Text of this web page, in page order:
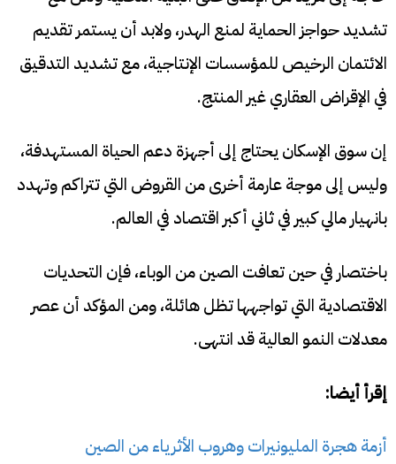
تشديد حواجز الحماية لمنع الهدر، ولابد أن يستمر تقديم
الائتمان الرخيص للمؤسسات الإنتاجية، مع تشديد التدقيق
في الإقراض العقاري غير المنتج.
إن سوق الإسكان يحتاج إلى أجهزة دعم الحياة المستهدفة،
وليس إلى موجة عارمة أخرى من القروض التي تتراكم وتهدد
بانهيار مالي كبير في ثاني أكبر اقتصاد في العالم.
باختصار في حين تعافت الصين من الوباء، فإن التحديات
الاقتصادية التي تواجهها تظل هائلة، ومن المؤكد أن عصر
معدلات النمو العالية قد انتهى.
إقرأ أيضا:
أزمة هجرة المليونيرات وهروب الأثرياء من الصين